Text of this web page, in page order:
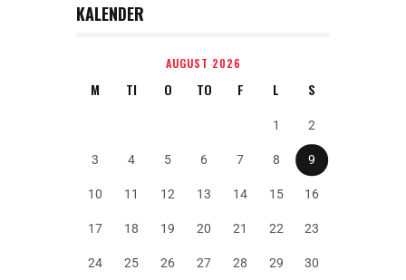
KALENDER
AUGUST 2026
M TI O TO F L S
1 2
3 4 5 6 7 8 9
10 11 12 13 14 15 16
17 18 19 20 21 22 23
24 25 26 27 28 29 30